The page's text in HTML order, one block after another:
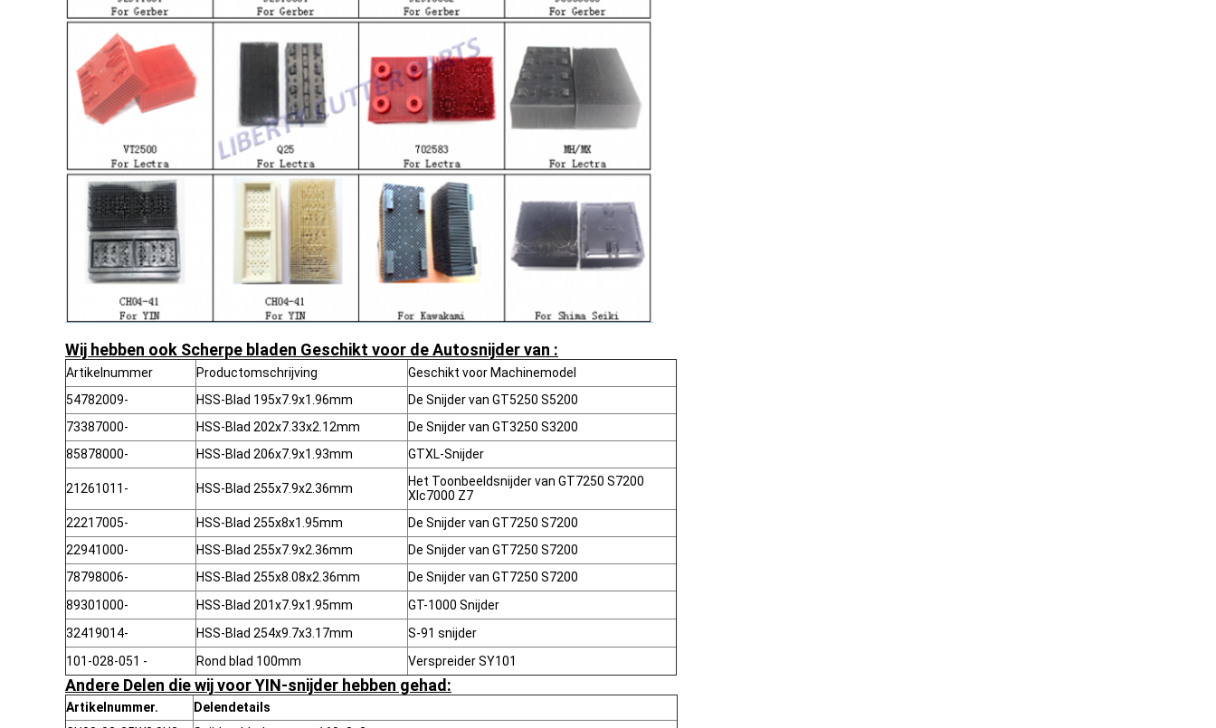
Wij hebben ook Scherpe bladen Geschikt voor de Autosnijder van :
Artikelnummer Productomschrijving
Geschikt voor Machinemodel
54782009-
HSS-Blad 195x7.9x1.96mm
De Snijder van GT5250 S5200
73387000-
HSS-Blad 202x7.33x2.12mm
De Snijder van GT3250 S3200
85878000-
HSS-Blad 206x7.9x1.93mm GTXL-Snijder
21261011- HSS-Blad 255x7.9x2.36mm
Het Toonbeeldsnijder van GT7250 S7200
Xlc7000 Z7
22217005-
HSS-Blad 255x8x1.95mm
De Snijder van GT7250 S7200
22941000-
HSS-Blad 255x7.9x2.36mm
De Snijder van GT7250 S7200
78798006-
HSS-Blad 255x8.08x2.36mm
De Snijder van GT7250 S7200
89301000-
HSS-Blad 201x7.9x1.95mm
GT-1000 Snijder
32419014-
HSS-Blad 254x9.7x3.17mm
S-91 snijder
101-028-051 -
Rond blad 100mm Verspreider SY101
Andere Delen die wij voor YIN-snijder hebben gehad:
Artikelnummer.
Delendetails